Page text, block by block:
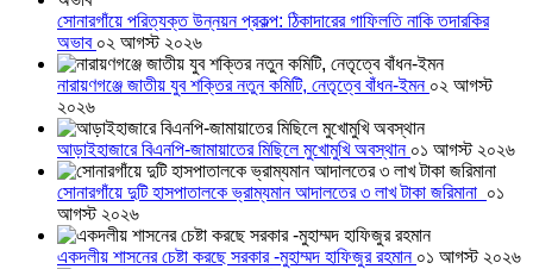
সোনারগাঁয়ে পরিত্যক্ত উন্নয়ন প্রকল্প: ঠিকাদারের গাফিলতি নাকি তদারকির
অভাব ০২ আগস্ট ২০২৬
নারায়ণগঞ্জে জাতীয় যুব শক্তির নতুন কমিটি, নেতৃত্বে বাঁধন-ইমন ০২ আগস্ট
২০২৬
আড়াইহাজারে বিএনপি-জামায়াতের মিছিলে মুখোমুখি অবস্থান ০১ আগস্ট ২০২৬
সোনারগাঁয়ে দুটি হাসপাতালকে ভ্রাম্যমান আদালতের ৩ লাখ টাকা জরিমানা ০১
আগস্ট ২০২৬
একদলীয় শাসনের চেষ্টা করছে সরকার -মুহাম্মদ হাফিজুর রহমান ০১ আগস্ট ২০২৬